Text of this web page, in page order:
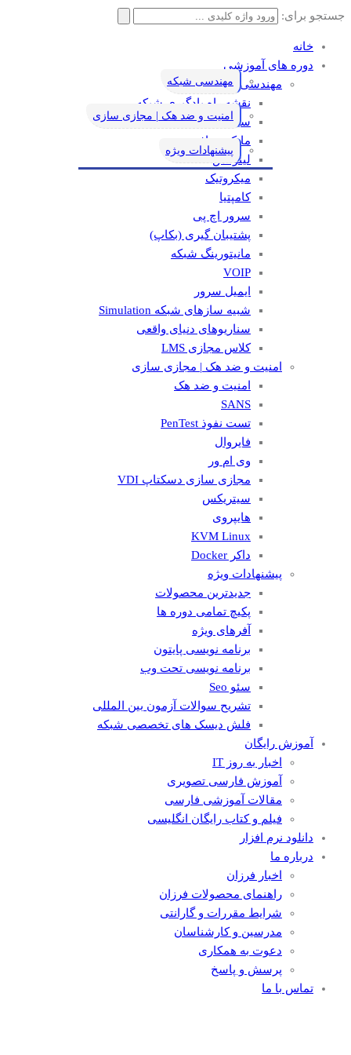
جستجو برای:
خانه
دوره های آموزشی
مهندسی شبکه
نقشه راه یادگیری شبکه
سیسکو
مایکروسافت
لینوکس
میکروتیک
کامپتیا
سرور اچ پی
پشتیبان گیری (بکاپ)
مانيتورينگ شبکه
VOIP
ایمیل سرور
شبیه سازهای شبکه Simulation
سناریوهای دنیای واقعی
کلاس مجازی LMS
امنیت و ضد هک | مجازی سازی
امنیت و ضد هک
SANS
تست نفوذ PenTest
فایروال
وی ام ور
مجازی سازی دسکتاپ VDI
سیتریکس
هایپروی
KVM Linux
داکر Docker
پیشنهادات ویژه
جدیدترین محصولات
پکیچ تمامی دوره ها
آفرهای ویژه
برنامه نویسی پایتون
برنامه نویسی تحت وب
سئو Seo
تشریح سوالات آزمون بین المللی
فلش دیسک های تخصصی شبکه
آموزش رایگان
اخبار به روز IT
آموزش فارسی تصویری
مقالات آموزشی فارسی
فیلم و کتاب رایگان انگلیسی
دانلود نرم افزار
درباره ما
اخبار فرزان
راهنمای محصولات فرزان
شرایط مقررات و گارانتی
مدرسین و کارشناسان
دعوت به همکاری
پرسش و پاسخ
تماس با ما
مهندسی شبکه
امنیت و ضد هک | مجازی سازی
پیشنهادات ویژه